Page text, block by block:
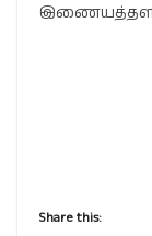
Share this: